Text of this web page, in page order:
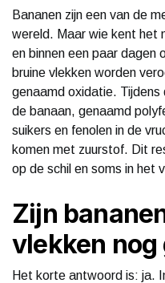
Bananen zijn een van de
wereld. Maar wie kent het
en binnen een paar dagen
bruine vlekken worden
genaamd oxidatie.
de banaan, genaamd
suikers en fenolen in de
komen met zuurstof. Dit
op de schil en soms in het
Zijn
vlekken nog
Het korte antwoord is: ja.